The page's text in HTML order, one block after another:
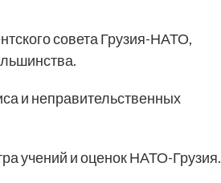
совета Грузия-НАТО,
и неправительственных
учений и оценок НАТО-Грузия.